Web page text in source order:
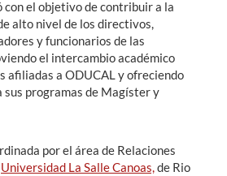
con el objetivo de contribuir a la
alto nivel de los directivos,
y funcionarios de las
el intercambio académico
afiliadas a ODUCAL y ofreciendo
sus programas de Magíster y
por el área de Relaciones
Universidad La Salle Canoas,de Rio